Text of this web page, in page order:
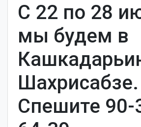
С 22 по 28
мы будем в
Шахрисабзе.
Спешите 90-